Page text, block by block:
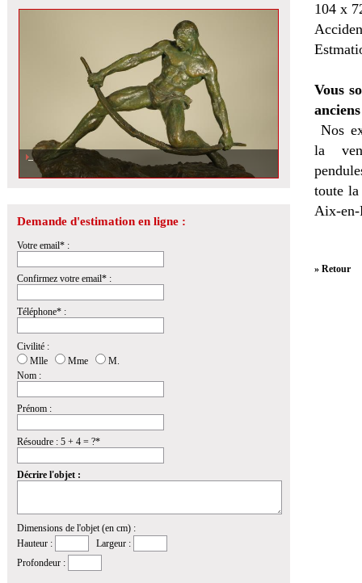
Demande d'estimation en ligne :
Votre email* :
Confirmez votre email* :
Téléphone* :
Civilité :
Mlle
Mme
M.
Nom :
Prénom :
Résoudre : 5 + 4 = ?*
Décrire l'objet :
Dimensions de l'objet (en cm) :
Hauteur :
Largeur :
Profondeur :
104 x
Vous
Nos
la
toute
Aix-en-
» Retour